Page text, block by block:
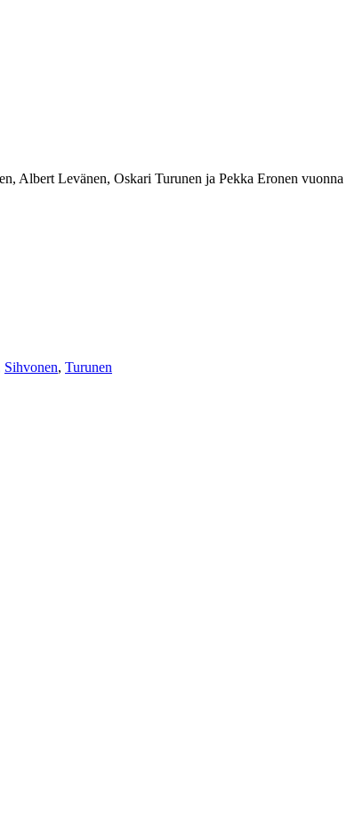
Albert Levänen, Oskari Turunen ja Pekka Eronen
Sihvonen, Turunen